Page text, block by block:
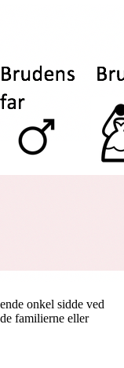
onkel sidde ved
familierne eller